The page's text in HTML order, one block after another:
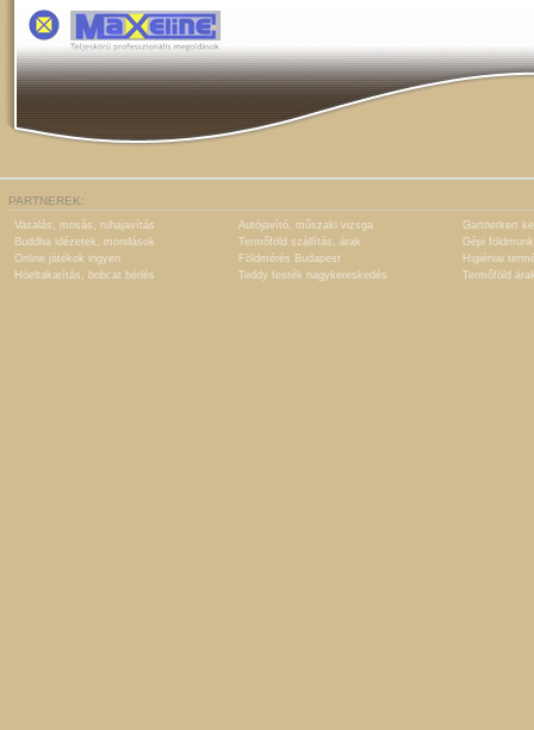
PARTNEREK:
Vasalás, mosás, ruhajavítás Autójavító, műszaki vizsga
Gartnerkert
Buddha idézetek, mondások
Termőföld szállítás, árak
Gépi
Online játékok ingyen
Földmérés Budapest
Higiéniai
Hóeltakarítás, bobcat bérlés
Teddy festék nagykereskedés Termőföld